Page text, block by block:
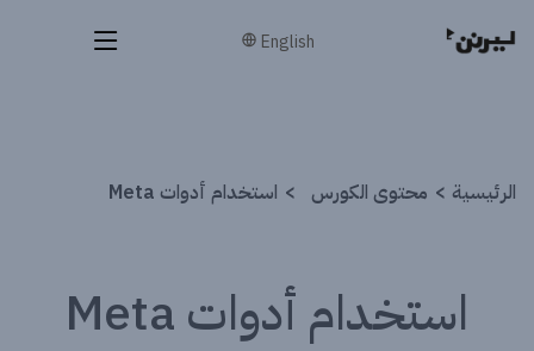
English
الرئيسية محتوى الكورس استخدام أدوات Meta
استخدام أدوات Meta